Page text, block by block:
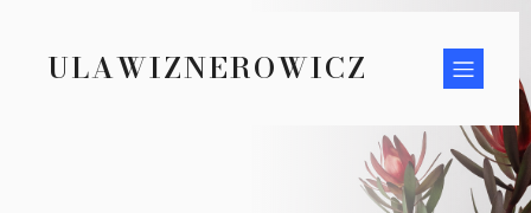
ULAWIZNEROWICZ